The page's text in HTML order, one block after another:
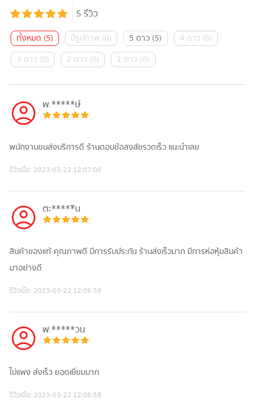
5รีวิว
ทั้งหมด (5) มีรูปภาพ (0) 5 ดาว (5) 4 ดาว (0)
3 ดาว (0) 2 ดาว (0) 1 ดาว (0)
พ.*****ษ์
พนักงานขนส่งบริการดี ร้านตอบข้อสงสัยรวดเร็ว เเนะนำเลย
รีวิวเมื่อ: 2023-03-22 12:07:00
ตะ*****ิน
สินค้าของแท้ คุณภาพดี มีการรับประกัน ร้านส่งเร็วมาก มีการห่อหุ้มสินค้า
มาอย่างดี
รีวิวเมื่อ: 2023-03-22 12:06:59
พ.*****วน
ไม่แพง ส่งเร็ว ยอดเยี่ยมมาก
รีวิวเมื่อ: 2023-03-22 12:06:58